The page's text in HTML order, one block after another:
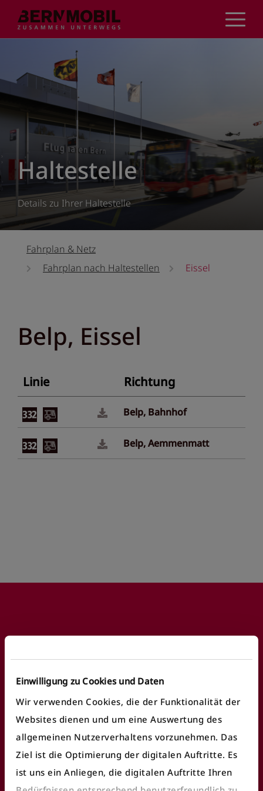
Einwilligung zu Cookies und Daten
Wir verwenden Cookies, die der Funktionalität der
Websites dienen und um eine Auswertung des
allgemeinen Nutzerverhaltens vorzunehmen. Das
Ziel ist die Optimierung der digitalen Auftritte. Es
ist uns ein Anliegen, die digitalen Auftritte Ihren
Inhalt
Haltestelle
Details zu Ihrer Haltestelle
Fahrplan & Netz
Fahrplan nach Haltestellen
Eissel
Belp, Eissel
Linie Richtung
Belp, Bahnhof
Belp, Aemmenmatt
Fundbüro finden
Fahrausweiskontrolle
öV Plus App nutzen